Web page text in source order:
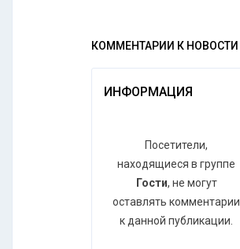
КОММЕНТАРИИ К НОВОСТИ
ИНФОРМАЦИЯ
Посетители,
находящиеся в группе
Гости, не могут
оставлять комментарии
к данной публикации.